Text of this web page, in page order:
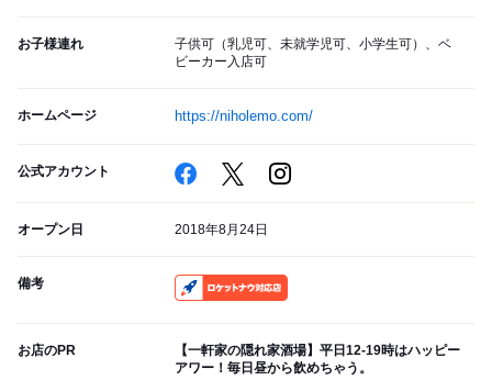
お子様連れ
子供可（乳児可、未就学児可、小学生可）、ベ
ビーカー入店可
ホームページ https://niholemo.com/
公式アカウント
オープン日 2018年8月24日
備考
お店のPR
【一軒家の隠れ家酒場】平日12-19時はハッピー
アワー！毎日昼から飲めちゃう。